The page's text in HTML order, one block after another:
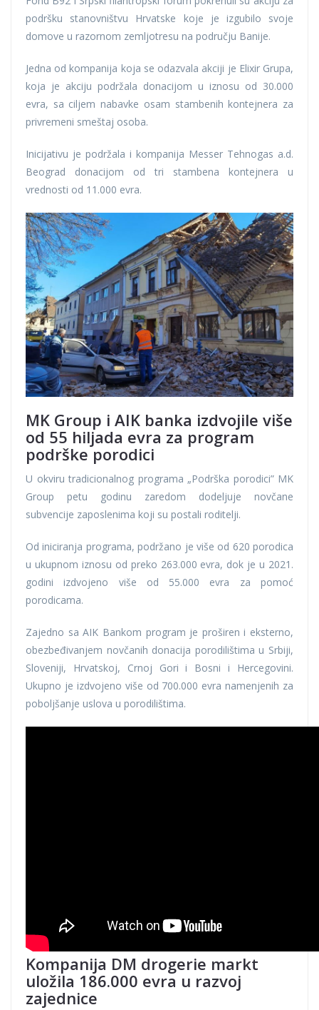
podršku stanovništvu Hrvatske koje je izgubilo svoje
domove u razornom zemljotresu na području Banije.
Jedna od kompanija koja se odazvala akciji je Elixir Grupa,
koja je akciju podržala donacijom u iznosu od 30.000
evra, sa ciljem nabavke osam stambenih kontejnera za
privremeni smeštaj osoba.
Inicijativu je podržala i kompanija Messer Tehnogas a.d.
Beograd donacijom od tri stambena kontejnera u
vrednosti od 11.000 evra.
MK Group i AIK banka izdvojile više
od 55 hiljada evra za program
podrške porodici
U okviru tradicionalnog programa „Podrška porodici” MK
Group petu godinu zaredom dodeljuje novčane
subvencije zaposlenima koji su postali roditelji.
Od iniciranja programa, podržano je više od 620 porodica
u ukupnom iznosu od preko 263.000 evra, dok je u 2021.
godini izdvojeno više od 55.000 evra za pomoć
porodicama.
Zajedno sa AIK Bankom program je proširen i eksterno,
obezbeđivanjem novčanih donacija porodilištima u Srbiji,
Sloveniji, Hrvatskoj, Crnoj Gori i Bosni i Hercegovini.
Ukupno je izdvojeno više od 700.000 evra namenjenih za
poboljšanje uslova u porodilištima.
Kompanija DM drogerie markt
uložila 186.000 evra u razvoj
zajednice